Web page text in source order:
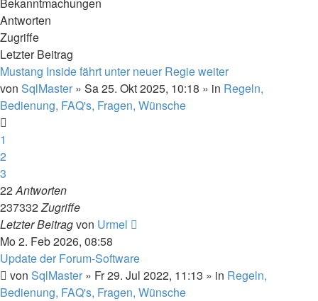
Antworten
Zugriffe
Letzter Beitrag
Mustang Inside fährt unter neuer Regie weiter
von SqlMaster » Sa 25. Okt 2025, 10:18 » in Regeln,
Bedienung, FAQ's, Fragen, Wünsche
1
2
3
22Antworten
237332Zugriffe
Letzter Beitragvon Urmel
Mo 2. Feb 2026, 08:58
Update der Forum-Software
von SqlMaster » Fr 29. Jul 2022, 11:13 » in Regeln,
Bedienung, FAQ's, Fragen, Wünsche